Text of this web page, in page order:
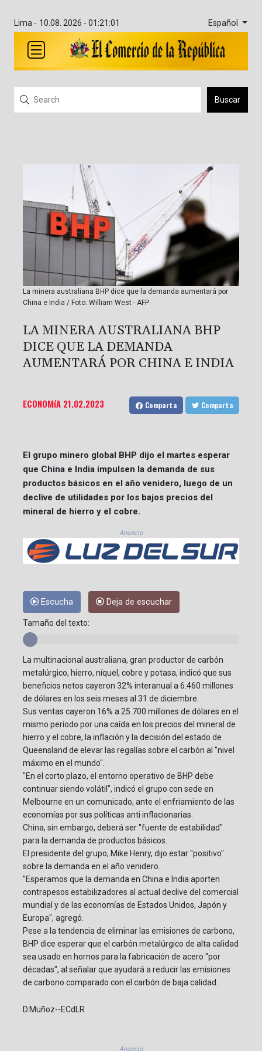
Lima - 10.08. 2026 - 01:21:01 Español
Buscar
La minera australiana BHP dice que la demanda aumentará por
China e India / Foto: William West - AFP
LA MINERA AUSTRALIANA BHP
DICE QUE LA DEMANDA
AUMENTARÁ POR CHINA E INDIA
ECONOMíA 21.02.2023 Comparta Comparta
El grupo minero global BHP dijo el martes esperar
que China e India impulsen la demanda de sus
productos básicos en el año venidero, luego de un
declive de utilidades por los bajos precios del
mineral de hierro y el cobre.
Anuncio
Escucha Deja de escuchar
Tamaño del texto:
La multinacional australiana, gran productor de carbón
metalúrgico, hierro, níquel, cobre y potasa, indicó que sus
beneficios netos cayeron 32% interanual a 6.460 millones
de dólares en los seis meses al 31 de diciembre.
Sus ventas cayeron 16% a 25.700 millones de dólares en el
mismo período por una caída en los precios del mineral de
hierro y el cobre, la inflación y la decisión del estado de
Queensland de elevar las regalías sobre el carbón al "nivel
máximo en el mundo".
"En el corto plazo, el entorno operativo de BHP debe
continuar siendo volátil", indicó el grupo con sede en
Melbourne en un comunicado, ante el enfriamiento de las
economías por sus políticas anti inflacionarias.
China, sin embargo, deberá ser "fuente de estabilidad"
para la demanda de productos básicos.
El presidente del grupo, Mike Henry, dijo estar "positivo"
sobre la demanda en el año venidero.
"Esperamos que la demanda en China e India aporten
contrapesos estabilizadores al actual declive del comercial
mundial y de las economías de Estados Unidos, Japón y
Europa", agregó.
Pese a la tendencia de eliminar las emisiones de carbono,
BHP dice esperar que el carbón metalúrgico de alta calidad
sea usado en hornos para la fabricación de acero "por
décadas", al señalar que ayudará a reducir las emisiones
de carbono comparado con el carbón de baja calidad.
D.Muñoz--ECdLR
Anuncio